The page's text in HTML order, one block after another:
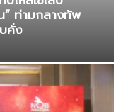
” ท่ามกลางทัพ
คั่ง